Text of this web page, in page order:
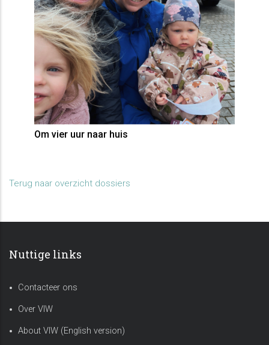
Om vier uur naar huis
Terug naar overzicht dossiers
Nuttige links
Contacteer ons
Over VIW
About VIW (English version)